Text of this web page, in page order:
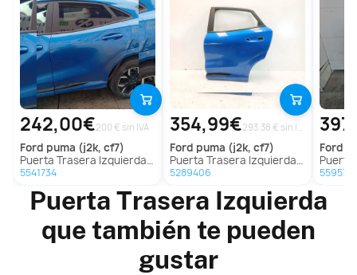
242,00€200 € sin IVA
ford puma (j2k, cf7)
Puerta Trasera Izquierda para Ford Puma (J2K, Cf7)
5541734
354,99€ 293.38 € sin IVA
ford puma (j2k, cf7)
Puerta Trasera Izquierda para Ford Puma (J2K, Cf7)
5289406
ford
Puerta
5595757
Puerta Trasera Izquierda
que también te pueden
gustar